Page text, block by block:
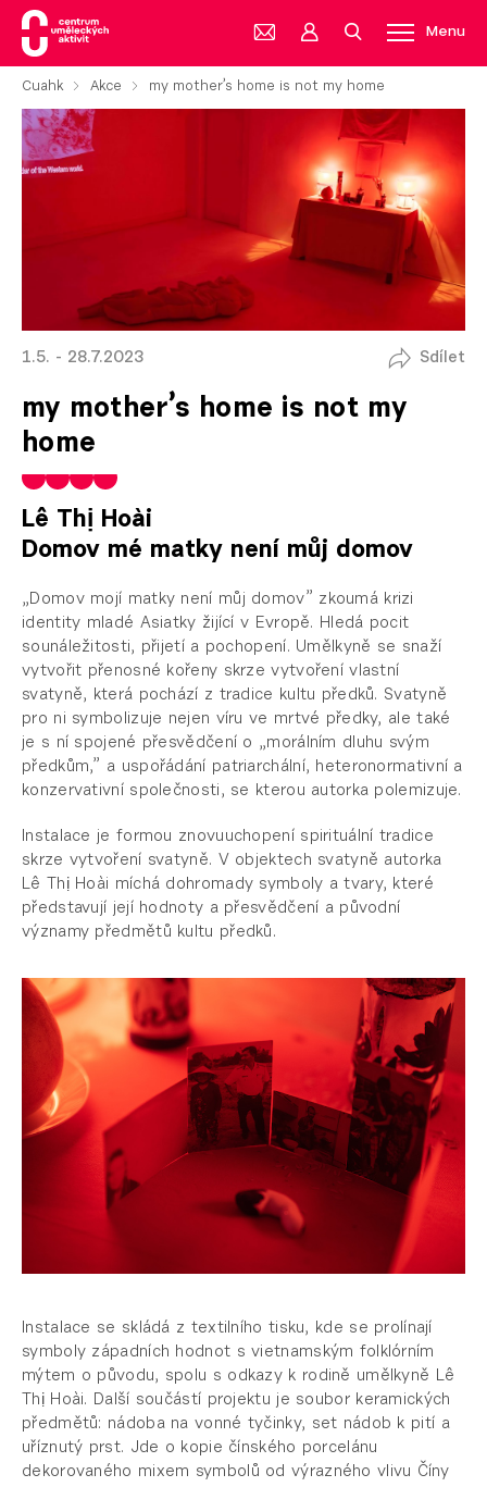
Menu
Cuahk Akce my mother’s home is not my home
1.5. - 28.7.2023 Sdílet
my mother’s home is not my
home
Lê Thị Hoài
Domov mé matky není můj domov
„Domov mojí matky není můj domov” zkoumá krizi
identity mladé Asiatky žijící v Evropě. Hledá pocit
sounáležitosti, přijetí a pochopení. Umělkyně se snaží
vytvořit přenosné kořeny skrze vytvoření vlastní
svatyně, která pochází z tradice kultu předků. Svatyně
pro ni symbolizuje nejen víru ve mrtvé předky, ale také
je s ní spojené přesvědčení o „morálním dluhu svým
předkům,” a uspořádání patriarchální, heteronormativní a
konzervativní společnosti, se kterou autorka polemizuje.
Instalace je formou znovuuchopení spirituální tradice
skrze vytvoření svatyně. V objektech svatyně autorka
Lê Thị Hoài míchá dohromady symboly a tvary, které
představují její hodnoty a přesvědčení a původní
významy předmětů kultu předků.
Instalace se skládá z textilního tisku, kde se prolínají
symboly západních hodnot s vietnamským folklórním
mýtem o původu, spolu s odkazy k rodině umělkyně Lê
Thị Hoài. Další součástí projektu je soubor keramických
předmětů: nádoba na vonné tyčinky, set nádob k pití a
uříznutý prst. Jde o kopie čínského porcelánu
dekorovaného mixem symbolů od výrazného vlivu Číny